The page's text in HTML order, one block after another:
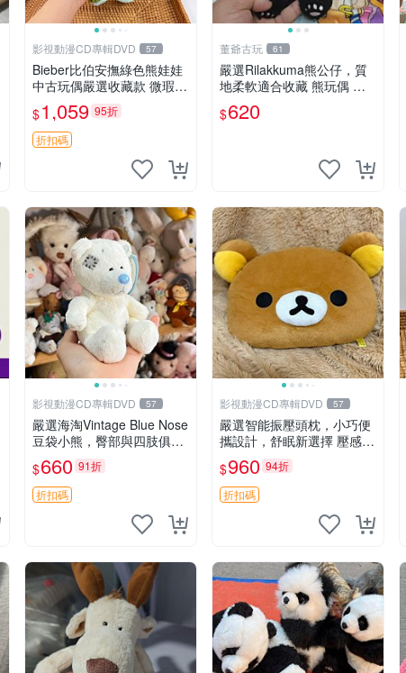
影視動漫CD專輯DVD 57
Bieber比伯安撫綠色熊娃娃
中古玩偶嚴選收藏款 微瑕輕
度使用 Bieber綠熊娃娃 中
古玩偶 微瑕
$1,059 95折
折扣碼
董爺古玩 61
嚴選Rilakkuma熊公仔，質
地柔軟適合收藏 熊玩偶 柔
軟 公仔 收藏
$620
影視動漫CD專輯DVD 57
嚴選海淘Vintage Blue Nose
豆袋小熊，臀部與四肢俱
全，坐高11公分，附原盒與
吊牌收藏。藍鼻子小熊，值
得擁有 玩具 憶熊
$660 91折
折扣碼
影視動漫CD專輯DVD 57
嚴選智能振壓頭枕，小巧便
攜設計，舒眠新選擇 壓感震
動頭枕 確切尺寸 小巧便攜
$960 94折
折扣碼